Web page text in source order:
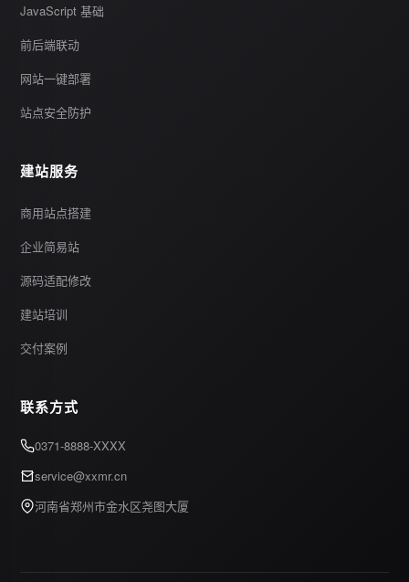
JavaScript 基础
前后端联动
网站一键部署
站点安全防护
建站服务
商用站点搭建
企业简易站
源码适配修改
建站培训
交付案例
联系方式
0371-8888-XXXX
service@xxmr.cn
河南省郑州市金水区尧图大厦